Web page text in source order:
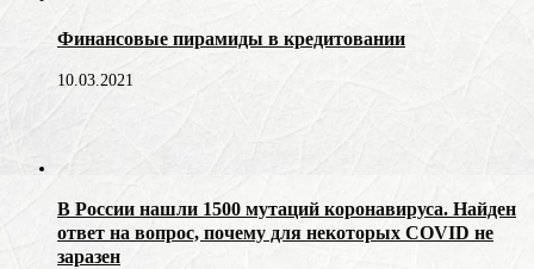
Финансовые пирамиды в кредитовании
10.03.2021
В России нашли 1500 мутаций коронавируса. Найден
ответ на вопрос, почему для некоторых COVID не
заразен